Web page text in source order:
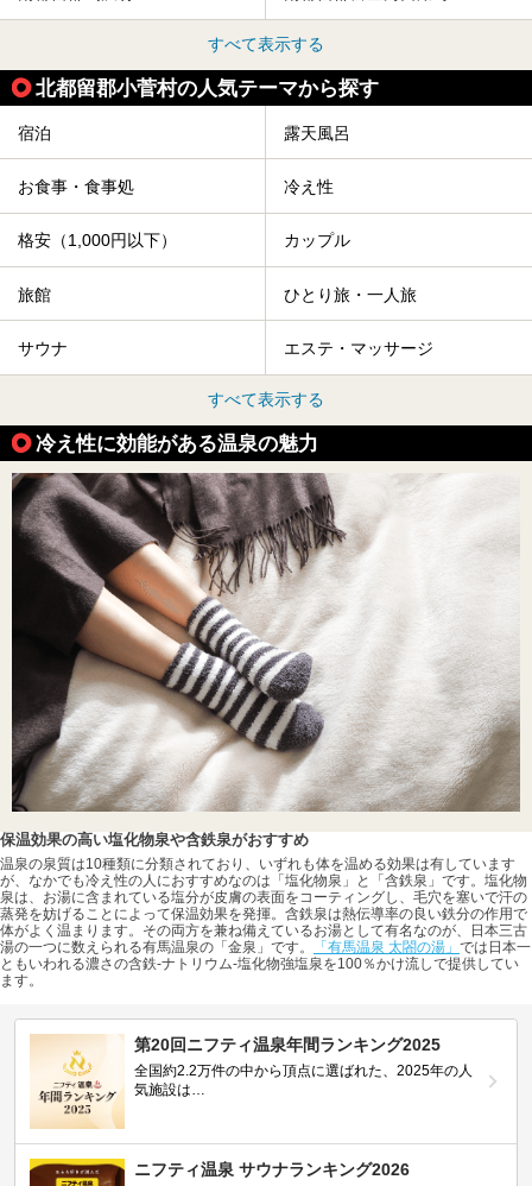
すべて表示する
北都留郡小菅村の人気テーマから探す
宿泊 露天風呂
お食事・食事処 冷え性
格安（1,000円以下） カップル
旅館 ひとり旅・一人旅
サウナ エステ・マッサージ
すべて表示する
冷え性に効能がある温泉の魅力
保温効果の高い塩化物泉や含鉄泉がおすすめ
温泉の泉質は10種類に分類されており、いずれも体を温める効果は有しています
が、なかでも冷え性の人におすすめなのは「塩化物泉」と「含鉄泉」です。塩化物
泉は、お湯に含まれている塩分が皮膚の表面をコーティングし、毛穴を塞いで汗の
蒸発を妨げることによって保温効果を発揮。含鉄泉は熱伝導率の良い鉄分の作用で
体がよく温まります。その両方を兼ね備えているお湯として有名なのが、日本三古
湯の一つに数えられる有馬温泉の「金泉」です。
「有馬温泉 太閤の湯」 では日本一
ともいわれる濃さの含鉄-ナトリウム-塩化物強塩泉を100％かけ流しで提供してい
ます。
第20回ニフティ温泉年間ランキング2025
全国約2.2万件の中から頂点に選ばれた、2025年の人
気施設は…
ニフティ温泉 サウナランキング2026